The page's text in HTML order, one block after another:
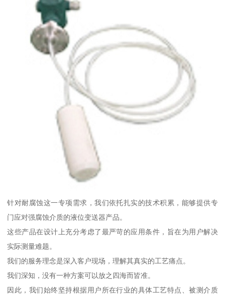
针对耐腐蚀这一专项需求，我们依托扎实的技术积累，能够提供专
门应对强腐蚀介质的液位变送器产品。
这些产品在设计上充分考虑了最严苛的应用条件，旨在为用户解决
实际测量难题。
我们的服务理念是深入客户现场，理解其真实的工艺痛点。
我们深知，没有一种方案可以放之四海而皆准。
因此，我们始终坚持根据用户所在行业的具体工艺特点、被测介质